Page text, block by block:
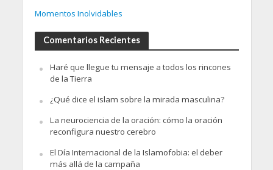
Momentos Inolvidables
Comentarios Recientes
Haré que llegue tu mensaje a todos los rincones
de la Tierra
¿Qué dice el islam sobre la mirada masculina?
La neurociencia de la oración: cómo la oración
reconfigura nuestro cerebro
El Día Internacional de la Islamofobia: el deber
más allá de la campaña